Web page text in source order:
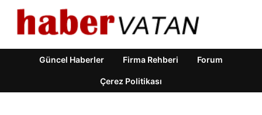
Güncel Haberler Firma Rehberi Forum
Çerez Politikası